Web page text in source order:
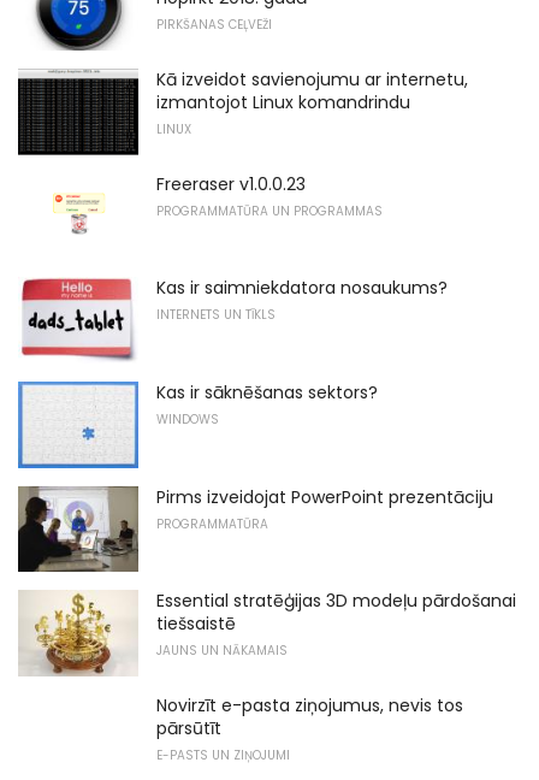
PIRKŠANAS CEĻVEŽI
Kā izveidot savienojumu ar internetu,
izmantojot Linux komandrindu
LINUX
Freeraser v1.0.0.23
PROGRAMMATŪRA UN PROGRAMMAS
Kas ir saimniekdatora nosaukums?
INTERNETS UN TĪKLS
Kas ir sāknēšanas sektors?
WINDOWS
Pirms izveidojat PowerPoint prezentāciju
PROGRAMMATŪRA
Essential stratēģijas 3D modeļu pārdošanai
tiešsaistē
JAUNS UN NĀKAMAIS
Novirzīt e-pasta ziņojumus, nevis tos
pārsūtīt
E-PASTS UN ZIŅOJUMI